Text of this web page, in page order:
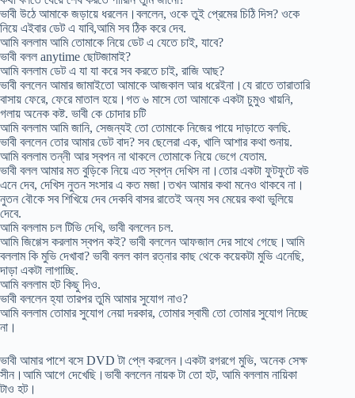
ভাবী উঠে আমাকে জড়ায়ে ধরলেন।বললেন, ওকে তুই প্রেমের চিঠি দিস? ওকে
নিয়ে এইবার ডেট এ যাবি,আমি সব ঠিক করে দেব.
আমি বললাম আমি তোমাকে নিয়ে ডেট এ যেতে চাই, যাবে?
ভাবী বলল anytime ছোটজামাই?
আমি বললাম ডেট এ যা যা করে সব করতে চাই, রাজি আছ?
ভাবী বললেন আমার জামাইতো আমাকে আজকাল আর ধরেইনা।যে রাতে তারাতারি
বাসায় ফেরে, ফেরে মাতাল হয়ে।গত ৬ মাসে তো আমাকে একটা চুমুও খায়নি,
গলায় অনেক কষ্ট. ভাবী কে চোদার চটি
আমি বললাম আমি জানি, সেজন্যই তো তোমাকে নিজের পায়ে দাড়াতে বলছি.
ভাবী বললেন তোর আমার ডেট বাদ? সব ছেলেরা এক, খালি আশার কথা শুনায়.
আমি বললাম তন্নী আর স্বপন না থাকলে তোমাকে নিয়ে ভেগে যেতাম.
ভাবী বলল আমার মত বুড়িকে নিয়ে এত স্বপ্ন দেখিস না।তোর একটা ফুটফুটে বউ
এনে দেব, দেখিস নুতন সংসার এ কত মজা।তখন আমার কথা মনেও থাকবে না।
নুতন বৌকে সব শিখিয়ে দেব দেকবি বাসর রাতেই অন্য সব মেয়ের কথা ভুলিয়ে
দেবে.
আমি বললাম চল টিভি দেখি, ভাবী বললেন চল.
আমি জিগ্গেস করলাম স্বপন কই? ভাবী বললেন আফজাল দের সাথে গেছে।আমি
বললাম কি মুভি দেখাবা? ভাবী বলল কাল রত্নার কাছ থেকে কয়েকটা মুভি এনেছি,
দাড়া একটা লাগাচ্ছি.
আমি বললাম হট কিছু দিও.
ভাবী বললেন হ্যা তারপর তুমি আমার সুযোগ নাও?
আমি বললাম তোমার সুযোগ নেয়া দরকার, তোমার স্বামী তো তোমার সুযোগ নিচ্ছে
না।
ভাবী আমার পাশে বসে DVD টা প্লে করলেন।একটা রগরগে মুভি, অনেক সেক্ষ
সীন।আমি আগে দেখেছি।ভাবী বললেন নায়ক টা তো হট, আমি বললাম নায়িকা
টাও হট।